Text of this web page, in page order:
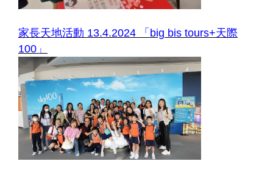
家長天地活動 13.4.2024 「big bis tours+天際
100」